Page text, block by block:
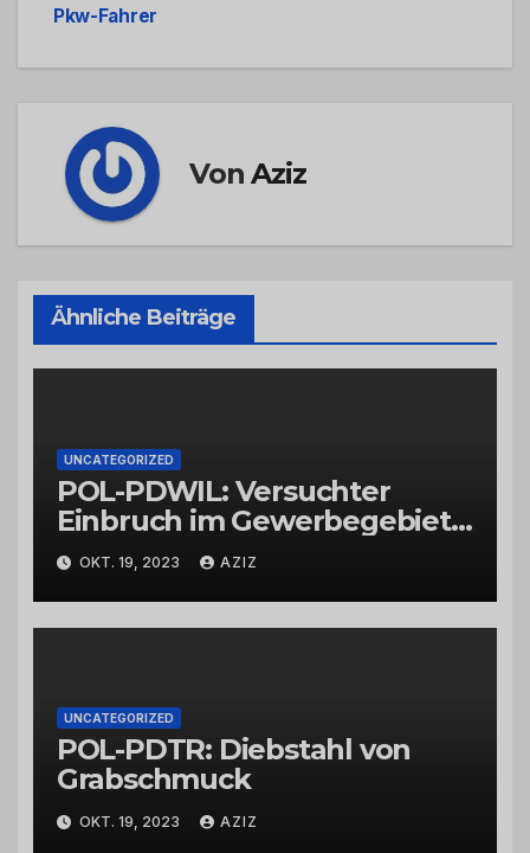
Pkw-Fahrer
VonAziz
Ähnliche Beiträge
UNCATEGORIZED
POL-PDWIL: Versuchter
Einbruch im Gewerbegebiet
Wittlich
OKT. 19, 2023 AZIZ
UNCATEGORIZED
POL-PDTR: Diebstahl von
Grabschmuck
OKT. 19, 2023 AZIZ